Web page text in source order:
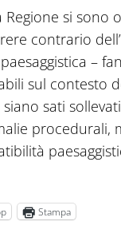
si sono
contrario
–
sul contesto
sati
procedurali,
Stampa